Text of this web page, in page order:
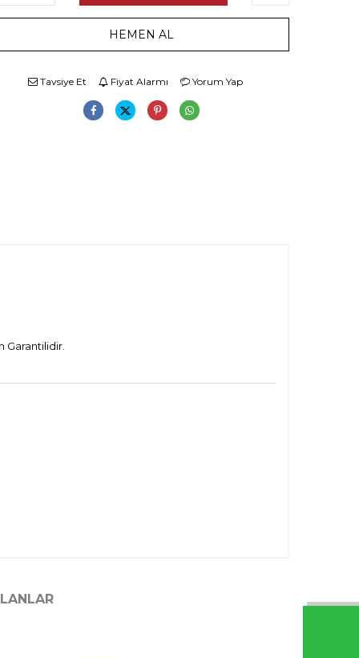
HEMEN AL
Tavsiye Et Fiyat Alarmı Yorum Yap
Garantilidir.